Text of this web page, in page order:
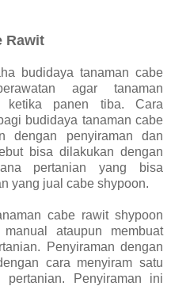
Rawit
budidaya tanaman cabe
agar tanaman
ketika panen tiba. Cara
budidaya tanaman cabe
dengan penyiraman dan
bisa dilakukan dengan
pertanian yang bisa
yang jual cabe shypoon.
cabe rawit shypoon
ataupun membuat
Penyiraman dengan
cara menyiram satu
Penyiraman ini